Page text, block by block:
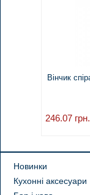
Вінчик
246.07 грн.
Новинки
Кухонні аксесуари